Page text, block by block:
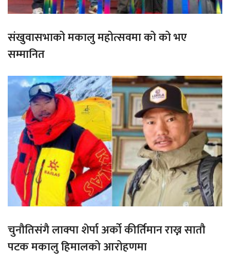
संखुवासभाको मकालु महोत्सवमा को को भए
सम्मानित
चुनौतिसंगै लाक्पा शेर्पा अर्को कीर्तिमान राख्न सातौ
पटक मकालु हिमालको आरोहणमा